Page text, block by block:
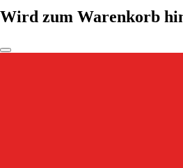
Wird zum Warenkorb